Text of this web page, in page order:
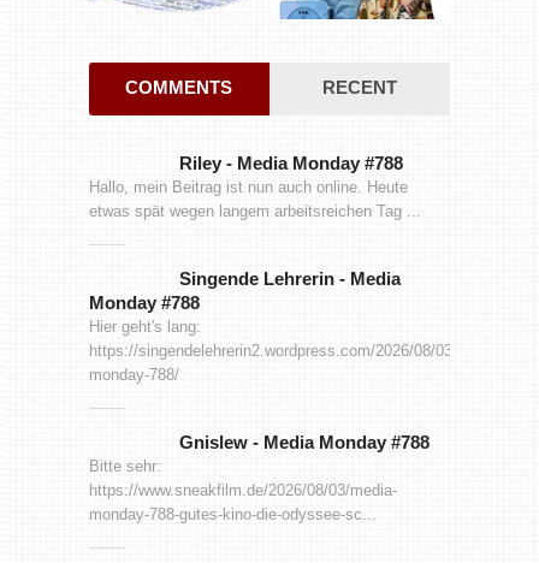
COMMENTS RECENT
Riley - Media Monday #788
Hallo, mein Beitrag ist nun auch online. Heute
etwas spät wegen langem arbeitsreichen Tag ...
Singende Lehrerin - Media
Monday #788
Hier geht's lang:
https://singendelehrerin2.wordpress.com/2026/08/03/media-
monday-788/
Gnislew - Media Monday #788
Bitte sehr:
https://www.sneakfilm.de/2026/08/03/media-
monday-788-gutes-kino-die-odyssee-sc...